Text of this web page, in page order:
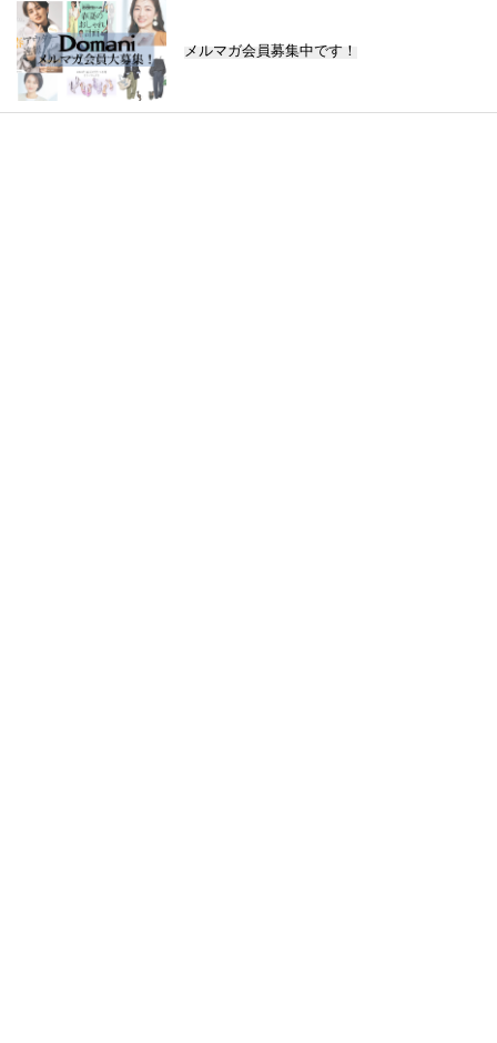
メルマガ会員募集中です！